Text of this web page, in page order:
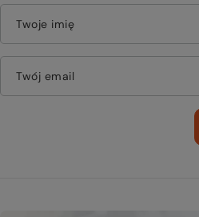
Twoje imię
Twój email